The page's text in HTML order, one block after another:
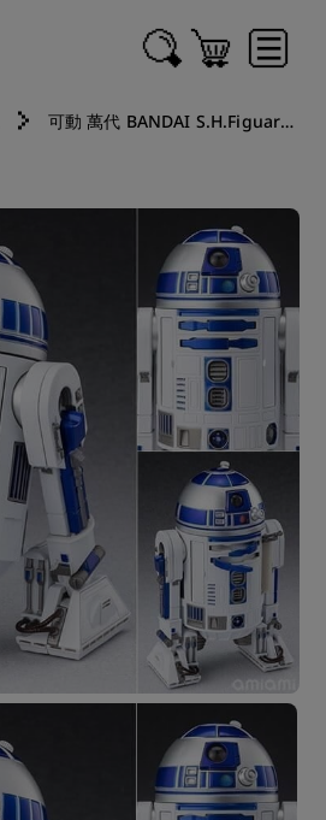
可動 萬代 BANDAI S.H.Figuarts SHF 星際大戰四部曲曙光乍現 R2-D2 Classic 2606 2607 2608 2609 2609